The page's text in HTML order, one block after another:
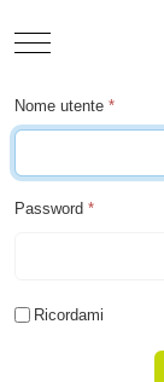
Mobile Menu Toggle
Nome utente *
Password *
Ricordami